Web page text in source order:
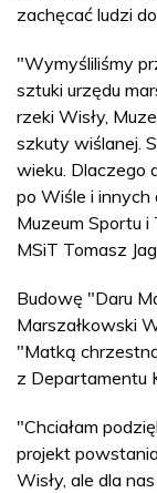
zachęcać ludzi
"Wymyśliliśmy
sztuki urzędu
rzeki Wisły,
szkuty wiślanej.
wieku. Dlaczego
po Wiśle i
Muzeum Sportu
MSiT Tomasz
Budowę "Daru
Marszałkowski
"Matką
z Departamentu
"Chciałam
projekt
Wisły, ale dla